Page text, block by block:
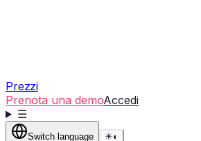
Prezzi
Prenota una demoAccedi
☰
Switch language ☀◐